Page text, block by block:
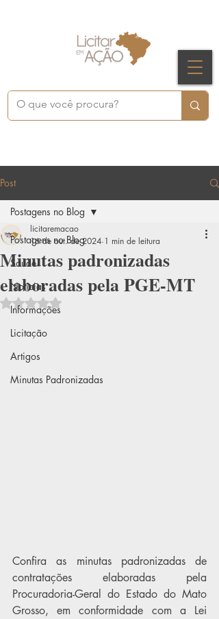
Post
Postagens no Blog
Saúde
Notícias
Informações
Licitação
Artigos
Minutas Padronizadas
Postagens no Blog
Minutas padronizadas
elaboradas pela PGE-MT
licitaremacao
16 de out. de 2024 1 min de leitura
Avaliado com NaN de 5 estrelas.
Confira as minutas padronizadas de
contratações elaboradas pela
Procuradoria-Geral do Estado do Mato
Grosso, em conformidade com a Lei